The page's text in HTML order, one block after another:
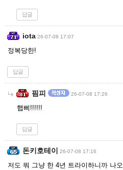
답글
iota 26-07-08 17:07
정복당한!
답글
핌피 26-07-08 17:26
햅삐!!!!!!
답글
돈키호테이 26-07-08 17:16
저도 뭐 그냥 한 4년 트라이하니까 나